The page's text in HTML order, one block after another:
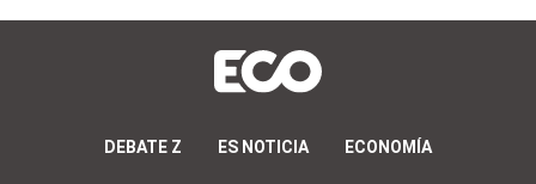
DEBATE Z ES NOTICIA ECONOMÍA